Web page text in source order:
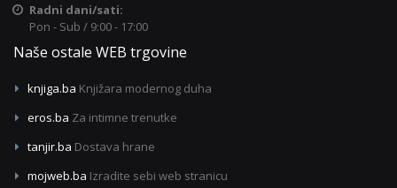
Radni dani/sati:
Pon - Sub / 9:00 - 17:00
Naše ostale WEB trgovine
knjiga.ba Knjižara modernog duha
eros.ba Za intimne trenutke
tanjir.ba Dostava hrane
mojweb.ba Izradite sebi web stranicu